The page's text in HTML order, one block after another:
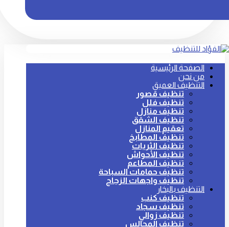
الصفحة الرئيسية
من نحن
التنظيف العميق
تنظيف قصور
تنظيف فلل
تنظيف منازل
تنظيف الشقق
تعقيم المنازل
تنظيف المطابخ
تنظيف الثريات
تنظيف الأحواش
تنظيف المطاعم
تنظيف حمامات السباحة
تنظيف واجهات الزجاج
التنظيف بالبخار
تنظيف كنب
تنظيف سجاد
تنظيف زوالي
تنظيف المجالس